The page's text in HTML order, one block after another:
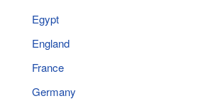
Egypt
England
France
Germany